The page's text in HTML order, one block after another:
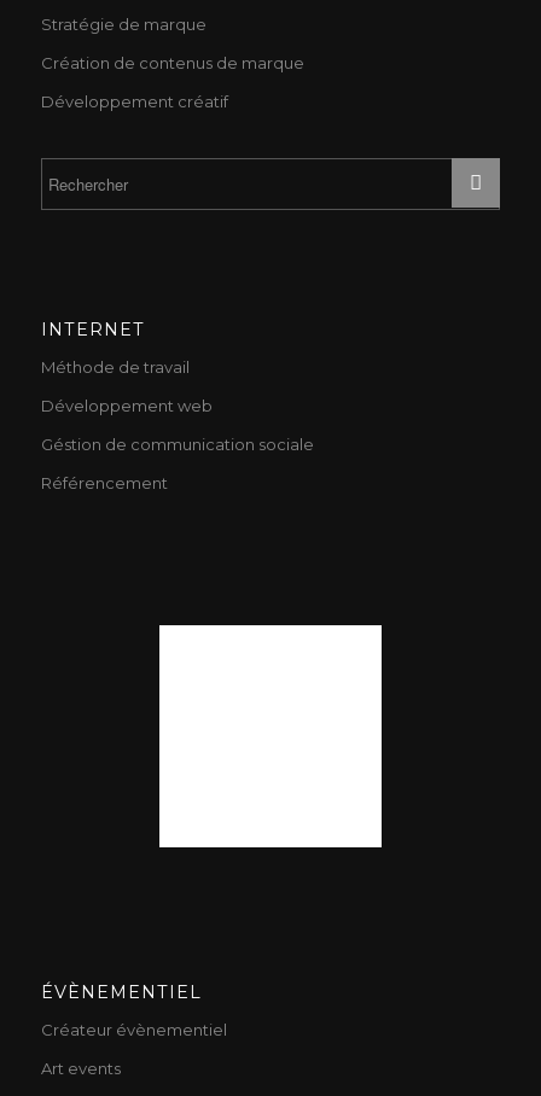
Stratégie de marque
Création de contenus de marque
Développement créatif
INTERNET
Méthode de travail
Développement web
Géstion de communication sociale
Référencement
ÉVÈNEMENTIEL
Créateur évènementiel
Art events